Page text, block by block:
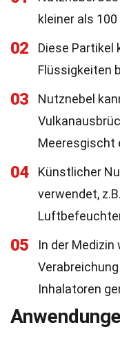
kleiner als
02
Diese
Flüssigkeiten
03
Nutznebel
Meeresgischt
04
Künstlicher
verwendet,
05
In der
Inhalatoren